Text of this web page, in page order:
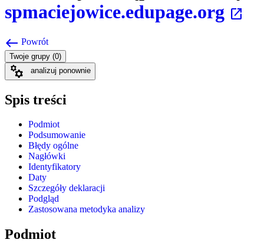
spmaciejowice.edupage.org open_in_new
west Powrót
Twoje grupy (0)
manufacturing analizuj ponownie
Spis treści
Podmiot
Podsumowanie
Błędy ogólne
Nagłówki
Identyfikatory
Daty
Szczegóły deklaracji
Podgląd
Zastosowana metodyka analizy
Podmiot